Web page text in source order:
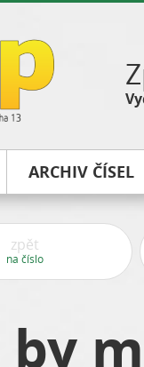
ARCHIV ČÍSEL
zpět
na číslo
by